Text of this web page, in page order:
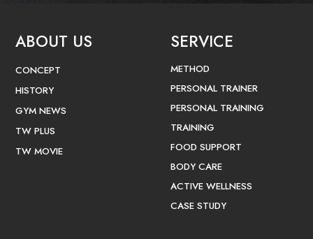
ABOUT US
CONCEPT
HISTORY
GYM NEWS
TW PLUS
TW MOVIE
SERVICE
METHOD
PERSONAL TRAINER
PERSONAL TRAINING
TRAINING
FOOD SUPPORT
BODY CARE
ACTIVE WELLNESS
CASE STUDY